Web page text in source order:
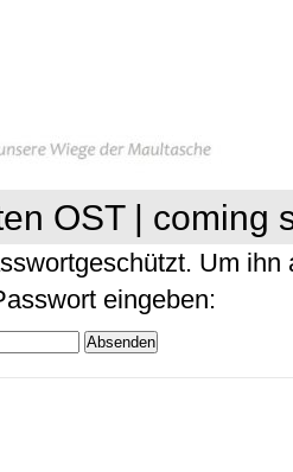
OST | coming
Um ihn
eingeben: